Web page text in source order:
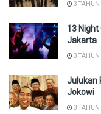
3 TAHUN
13 Night
Jakarta
3 TAHUN
Julukan
Jokowi
3 TAHUN